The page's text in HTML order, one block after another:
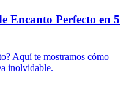
Encanto Perfecto en 5
Aquí te mostramos cómo
inolvidable.